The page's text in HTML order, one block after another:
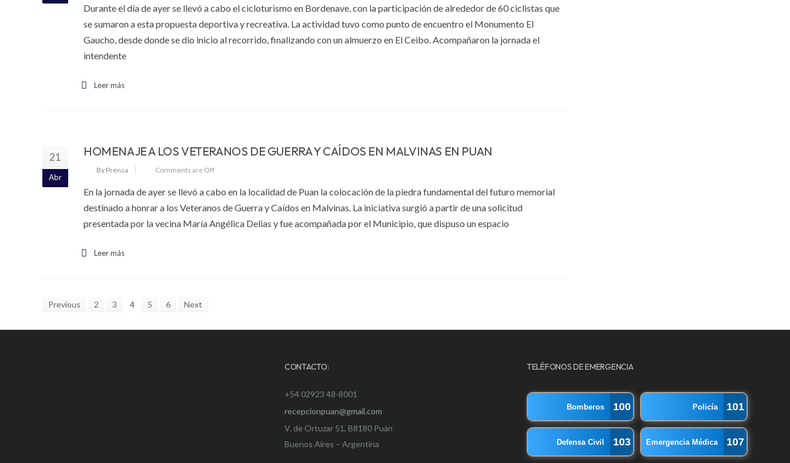
Durante el día de ayer se llevó a cabo el cicloturismo en Bordenave, con la participación de alrededor de 60 ciclistas que
se sumaron a esta propuesta deportiva y recreativa. La actividad tuvo como punto de encuentro el Monumento El
Gaucho, desde donde se dio inicio al recorrido, finalizando con un almuerzo en El Ceibo. Acompañaron la jornada el
intendente
Leer más
21
Abr
HOMENAJE A LOS VETERANOS DE GUERRA Y CAÍDOS EN MALVINAS EN PUAN
By Prensa Comments are Off
En la jornada de ayer se llevó a cabo en la localidad de Puan la colocación de la piedra fundamental del futuro memorial
destinado a honrar a los Veteranos de Guerra y Caídos en Malvinas. La iniciativa surgió a partir de una solicitud
presentada por la vecina María Angélica Delias y fue acompañada por el Municipio, que dispuso un espacio
Leer más
Previous 2 3 4 5 6 Next
CONTACTO:
+54 02923 48-8001
recepcionpuan@gmail.com
V. de Ortuzar 51, B8180 Puán
Buenos Aires – Argentina
TELÉFONOS DE EMERGENCIA
Bomberos 100 Policía 101
Defensa Civil 103 Emergencia Médica 107